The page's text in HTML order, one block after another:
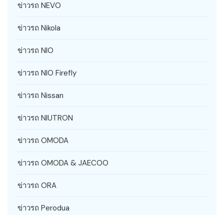
ข่าวรถ NEVO
ข่าวรถ Nikola
ข่าวรถ NIO
ข่าวรถ NIO Firefly
ข่าวรถ Nissan
ข่าวรถ NIUTRON
ข่าวรถ OMODA
ข่าวรถ OMODA & JAECOO
ข่าวรถ ORA
ข่าวรถ Perodua